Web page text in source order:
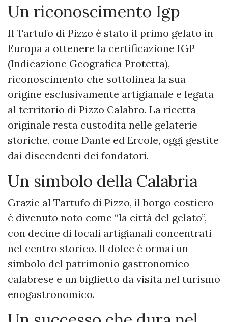
Un riconoscimento Igp
Il Tartufo di Pizzo è stato il primo gelato in
Europa a ottenere la certificazione IGP
(Indicazione Geografica Protetta),
riconoscimento che sottolinea la sua
origine esclusivamente artigianale e legata
al territorio di Pizzo Calabro. La ricetta
originale resta custodita nelle gelaterie
storiche, come Dante ed Ercole, oggi gestite
dai discendenti dei fondatori.
Un simbolo della Calabria
Grazie al Tartufo di Pizzo, il borgo costiero
è divenuto noto come “la città del gelato”,
con decine di locali artigianali concentrati
nel centro storico. Il dolce è ormai un
simbolo del patrimonio gastronomico
calabrese e un biglietto da visita nel turismo
enogastronomico.